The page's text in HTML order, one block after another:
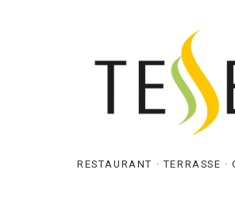
RESTAURANT · TERRASSE ·